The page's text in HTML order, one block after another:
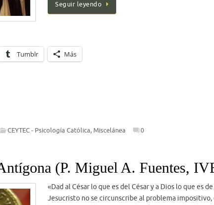
Seguir leyendo
Tumblr Más
CEYTEC - Psicología Católica, Miscelánea 0
(P. Miguel A. Fuentes,
«Dad al César lo que es del César y a Dios lo que es
Jesucristo no se circunscribe al problema impositivo,